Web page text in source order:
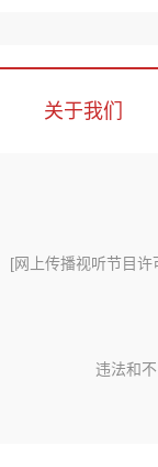
关于我们
[网上传播视听节目许
违法和